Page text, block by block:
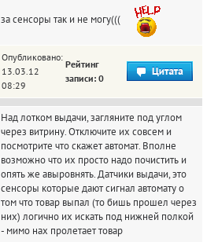
за сенсоры так и не могу(((
Опубликовано:
13.03.12
08:29
Рейтинг
записи: 0
Над лотком выдачи, загляните под углом
через витрину. Отключите их совсем и
посмотрите что скажет автомат. Вполне
возможно что их просто надо почистить и
опять же авыровнять. Датчики выдачи, это
сенсоры которые дают сигнал автомату о
том что товар выпал (то бишь прошел через
них) логично их искать под нижней полкой
- мимо нах пролетает товар